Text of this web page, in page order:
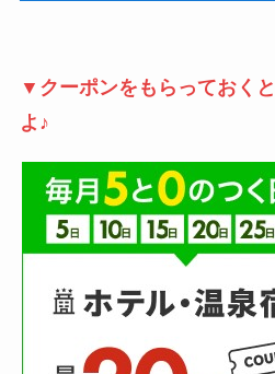
▼クーポンをもらっておく
よ♪